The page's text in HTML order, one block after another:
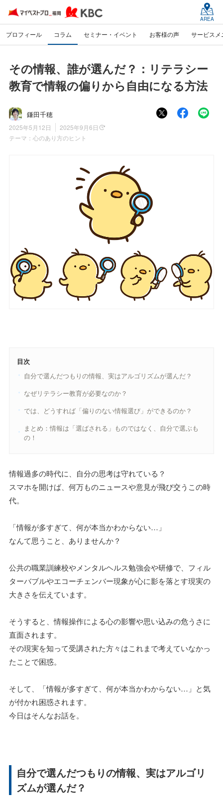
AREA
プロフィール コラム セミナー・イベント お客様の声 サービスメ
その情報、誰が選んだ？：リテラシー
教育で情報の偏りから自由になる方法
鎌田千穂
2025年5月12日
2025年9月6日
テーマ： 心のあり方のヒント
目次
自分で選んだつもりの情報、実はアルゴリズムが選んだ？
なぜリテラシー教育が必要なのか？
では、どうすれば「偏りのない情報選び」ができるのか？
まとめ：情報は「選ばされる」ものではなく、自分で選ぶも
の！
情報過多の時代に、自分の思考は守れている？
スマホを開けば、何万ものニュースや意見が飛び交うこの時
代。
「情報が多すぎて、何が本当かわからない…」
なんて思うこと、ありませんか？
公共の職業訓練校やメンタルヘルス勉強会や研修で、フィル
ターバブルやエコーチェンバー現象が心に影を落とす現実の
大きさを伝えています。
そうすると、情報操作による心の影響や思い込みの危うさに
直面されます。
その現実を知って受講された方々はこれまで考えていなかっ
たことで困惑。
そして、「情報が多すぎて、何が本当かわからない…」と気
が付かれ困惑されます。
今日はそんなお話を。
自分で選んだつもりの情報、実はアルゴリ
ズムが選んだ？